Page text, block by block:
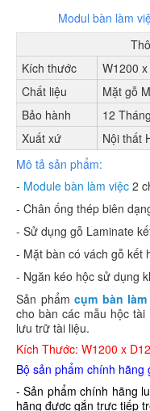
Modul bàn làm
Kích thước
W1200
Chất liệu
Mặt gỗ
Bảo hành
12 Tháng
Xuất xứ
Nội thất
Mô tả sản phẩm:
- Module bàn làm việc 2
- Chân ống thép biên
- Sử dụng gỗ Laminate
- Mặt bàn có vách gỗ kết
- Ngăn kéo hộc sử dụng
Sản phẩmcụm bàn
cho bàn các mẫu hộc
lưu trữ tài liệu.
Kích Thước: W1200 x
Bộ sản phẩm chính hãng
- Sản phẩm chính hãng
hãng được gắn trực tiếp